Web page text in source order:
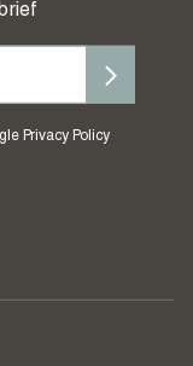
Privacy Policy